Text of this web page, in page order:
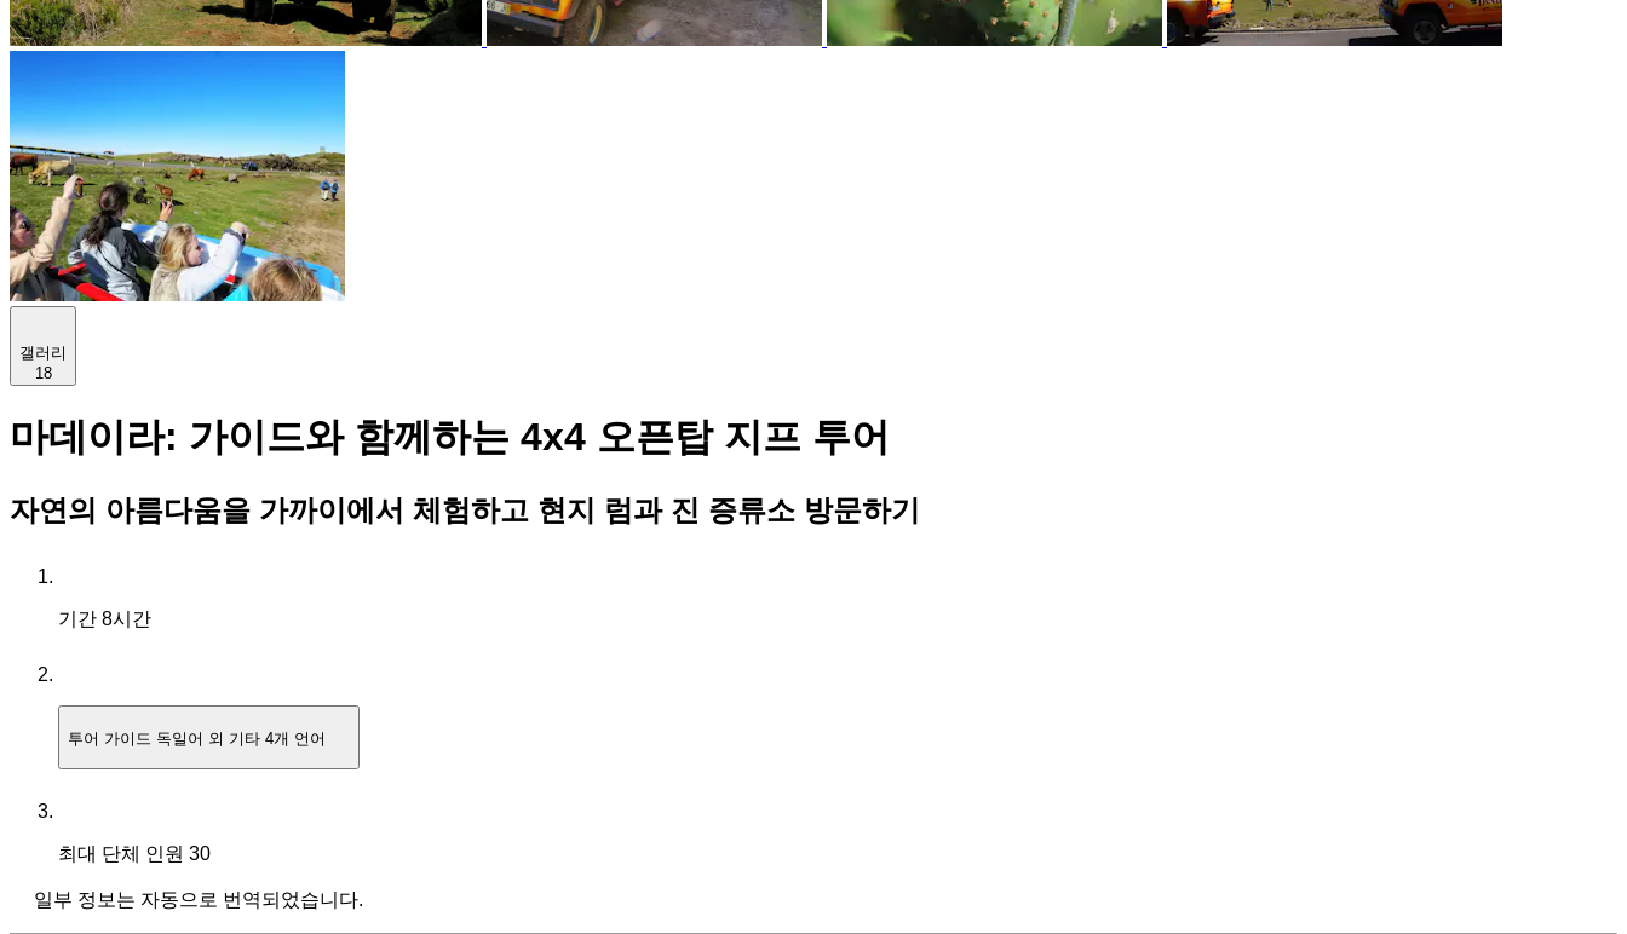
갤러리
18
마데이라: 가이드와 함께하는 4x4 오픈탑 지프 투어
자연의 아름다움을 가까이에서 체험하고 현지 럼과 진 증류소 방문하기
기간 8시간
투어 가이드 독일어 외 기타 4개 언어
최대 단체 인원 30
일부 정보는 자동으로 번역되었습니다.